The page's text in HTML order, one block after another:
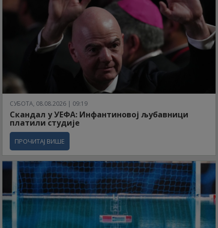
СУБОТА, 08.08.2026 | 09:19
Скандал у УЕФА: Инфантиновој љубавници
платили студије
ПРОЧИТАЈ ВИШЕ